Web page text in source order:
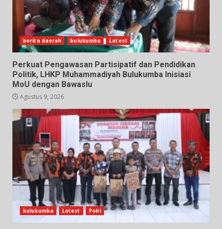
berita daerah bulukumba Latest
Perkuat Pengawasan Partisipatif dan Pendidikan
Politik, LHKP Muhammadiyah Bulukumba Inisiasi
MoU dengan Bawaslu
Agustus 9, 2026
bulukumba Latest Polri